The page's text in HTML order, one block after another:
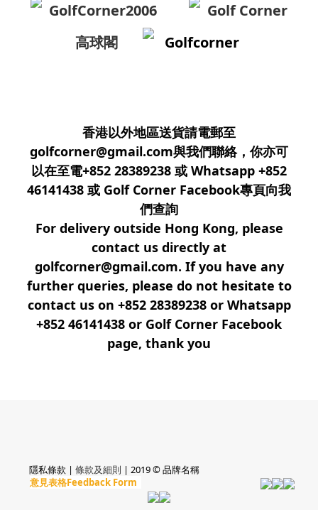
GolfCorner2006
Golf Corner
高球閣
Golfcorner
香港以外地區送貨請電郵至
golfcorner@gmail.com與我們聯絡，你亦可
以在至電+852 28389238 或 Whatsapp +852
46141438 或 Golf Corner Facebook專頁向我
們查詢
For delivery outside Hong Kong, please
contact us directly at
golfcorner@gmail.com. If you have any
further queries, please do not hesitate to
contact us on +852 28389238 or Whatsapp
+852 46141438 or Golf Corner Facebook
page, thank you
隱私條款 | 條款及細則 | 2019 © 品牌名稱
意見表格Feedback Form